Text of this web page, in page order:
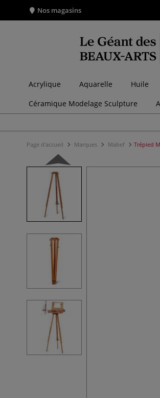
Nos magasins
Acrylique Aquarelle Huile
Céramique Modelage Sculpture
Page d'accueil Marques Mabef Trépied